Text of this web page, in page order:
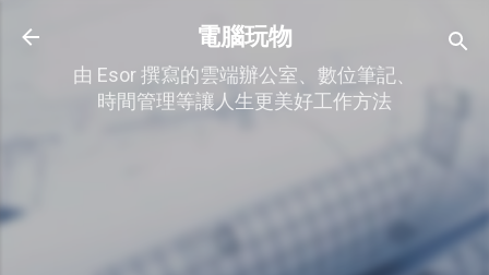
跳到主要內容
電腦玩物
由 Esor 撰寫的雲端辦公室、數位筆記、
時間管理等讓人生更美好工作方法